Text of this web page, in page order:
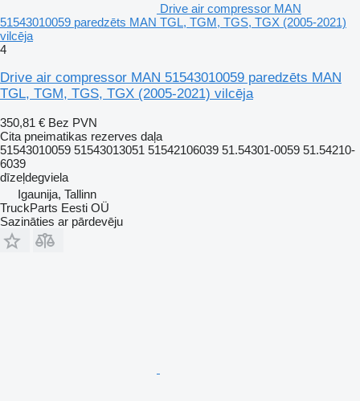
Drive air compressor MAN
51543010059 paredzēts MAN TGL, TGM, TGS, TGX (2005-2021)
vilcēja
4
Drive air compressor MAN 51543010059 paredzēts MAN
TGL, TGM, TGS, TGX (2005-2021) vilcēja
350,81 € Bez PVN
Cita pneimatikas rezerves daļa
51543010059 51543013051 51542106039 51.54301-0059 51.54210-
6039
dīzeļdegviela
Igaunija, Tallinn
TruckParts Eesti OÜ
Sazināties ar pārdevēju